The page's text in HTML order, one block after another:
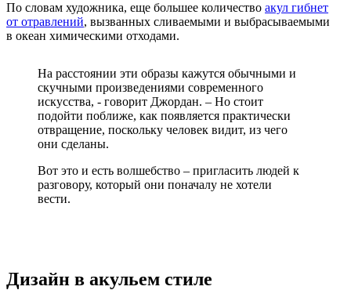
По словам художника, еще большее количество акул гибнет
от отравлений, вызванных сливаемыми и выбрасываемыми
в океан химическими отходами.
На расстоянии эти образы кажутся обычными и
скучными произведениями современного
искусства, - говорит Джордан. – Но стоит
подойти поближе, как появляется практически
отвращение, поскольку человек видит, из чего
они сделаны.
Вот это и есть волшебство – пригласить людей к
разговору, который они поначалу не хотели
вести.
Дизайн в акульем стиле